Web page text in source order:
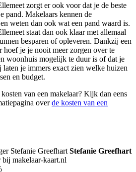
zorgt er ook voor dat je de beste
pand. Makelaars kennen de
weten dan ook wat een pand waard is.
staat dan ook klaar met allemaal
besparen of opleveren. Dankzij een
hoef je je nooit meer zorgen over te
woonhuis mogelijk te duur is of dat je
je immers exact zien welke huizen
en budget.
van een makelaar? Kijk dan eens
overde kosten van een
Stefanie Greefhart
bij makelaar-kaart.nl